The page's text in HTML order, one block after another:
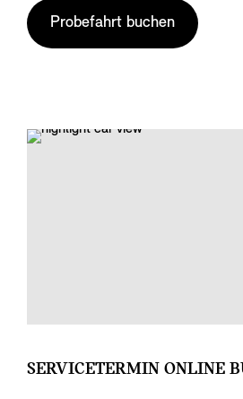
Probefahrt buchen
SERVICETERMIN ONLINE